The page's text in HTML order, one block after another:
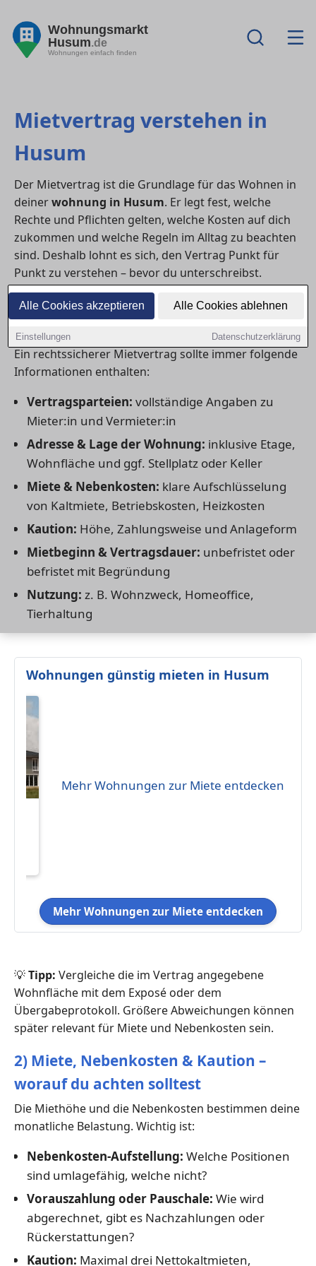
Alle Cookies akzeptieren Alle Cookies ablehnen
Einstellungen Datenschutzerklärung
Wohnungsmarkt
Husum.de
Wohnungen einfach finden
Mietvertrag verstehen in
Husum
Der Mietvertrag ist die Grundlage für das Wohnen in
deinerwohnung in Husum. Er legt fest, welche
Rechte und Pflichten gelten, welche Kosten auf dich
zukommen und welche Regeln im Alltag zu beachten
sind. Deshalb lohnt es sich, den Vertrag Punkt für
Punkt zu verstehen – bevor du unterschreibst.
1) Welche Angaben im Mietvertrag
unverzichtbar sind
Ein rechtssicherer Mietvertrag sollte immer folgende
Informationen enthalten:
Vertragsparteien: vollständige Angaben zu
Mieter:in und Vermieter:in
Adresse & Lage der Wohnung: inklusive Etage,
Wohnfläche und ggf. Stellplatz oder Keller
Miete & Nebenkosten: klare Aufschlüsselung
von Kaltmiete, Betriebskosten, Heizkosten
Kaution: Höhe, Zahlungsweise und Anlageform
Mietbeginn & Vertragsdauer: unbefristet oder
befristet mit Begründung
Nutzung: z. B. Wohnzweck, Homeoffice,
Tierhaltung
Wohnungen günstig mieten in Husum
Mehr Wohnungen zur Miete entdecken
Mehr Wohnungen zur Miete entdecken
💡Tipp: Vergleiche die im Vertrag angegebene
Wohnfläche mit dem Exposé oder dem
Übergabeprotokoll. Größere Abweichungen können
später relevant für Miete und Nebenkosten sein.
2) Miete, Nebenkosten & Kaution –
worauf du achten solltest
Die Miethöhe und die Nebenkosten bestimmen deine
monatliche Belastung. Wichtig ist:
Nebenkosten-Aufstellung: Welche Positionen
sind umlagefähig, welche nicht?
Vorauszahlung oder Pauschale: Wie wird
abgerechnet, gibt es Nachzahlungen oder
Rückerstattungen?
Kaution: Maximal drei Nettokaltmieten,